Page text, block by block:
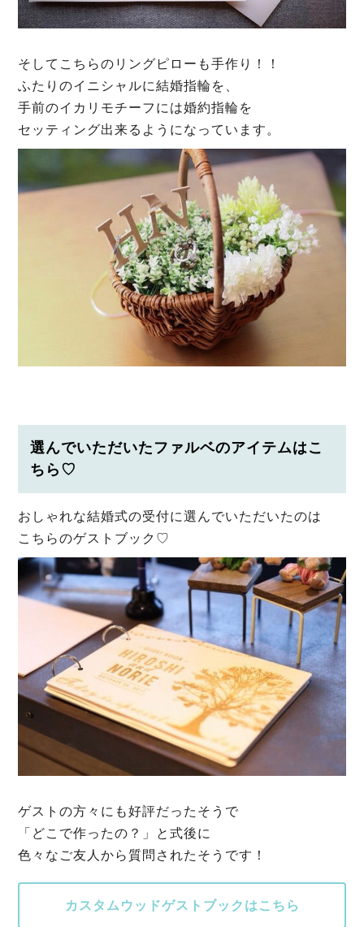
そしてこちらのリングピローも手作り！！
ふたりのイニシャルに結婚指輪を、
手前のイカリモチーフには婚約指輪を
セッティング出来るようになっています。
選んでいただいたファルベのアイテムはこ
ちら♡
おしゃれな結婚式の受付に選んでいただいたのは
こちらのゲストブック♡
ゲストの方々にも好評だったそうで
「どこで作ったの？」と式後に
色々なご友人から質問されたそうです！
カスタムウッドゲストブックはこちら